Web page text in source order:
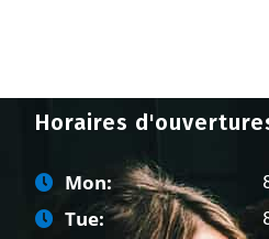
Horaires
Mon:
Tue: